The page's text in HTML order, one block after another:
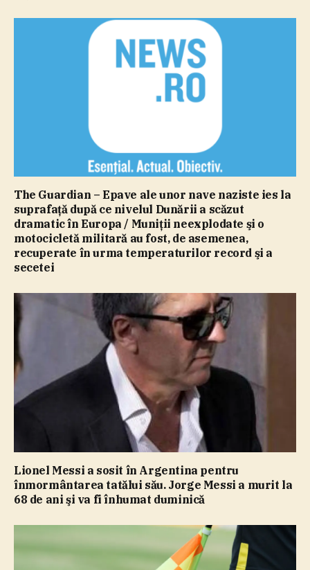
The Guardian – Epave ale unor nave naziste ies la
suprafaţă după ce nivelul Dunării a scăzut
dramatic în Europa / Muniţii neexplodate şi o
motocicletă militară au fost, de asemenea,
recuperate în urma temperaturilor record şi a
secetei
Lionel Messi a sosit în Argentina pentru
înmormântarea tatălui său. Jorge Messi a murit la
68 de ani şi va fi înhumat duminică